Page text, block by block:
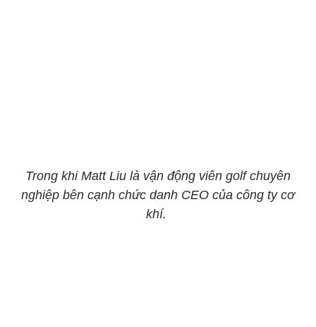
Trong khi Matt Liu là vận động viên golf chuyên
nghiệp bên cạnh chức danh CEO của công ty cơ
khí.